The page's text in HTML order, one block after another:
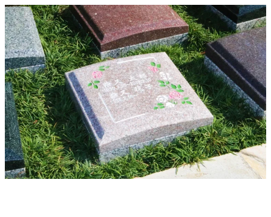
メ
イ
ン
コ
ン
テ
ン
ツ
へ
移
動